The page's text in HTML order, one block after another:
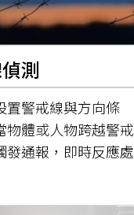
測
置警戒線與方向條
物體或人物跨越警戒
發通報，即時反應處